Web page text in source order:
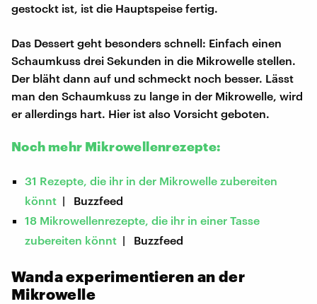
gestockt ist, ist die Hauptspeise fertig.
Das Dessert geht besonders schnell: Einfach einen
Schaumkuss drei Sekunden in die Mikrowelle stellen.
Der bläht dann auf und schmeckt noch besser. Lässt
man den Schaumkuss zu lange in der Mikrowelle, wird
er allerdings hart. Hier ist also Vorsicht geboten.
Noch mehr Mikrowellenrezepte:
31 Rezepte, die ihr in der Mikrowelle zubereiten
könnt | Buzzfeed
18 Mikrowellenrezepte, die ihr in einer Tasse
zubereiten könnt | Buzzfeed
Wanda experimentieren an der
Mikrowelle